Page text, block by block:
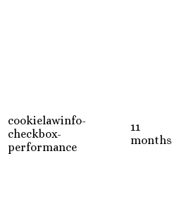
cookielawinfo-
checkbox-
performance
11
months